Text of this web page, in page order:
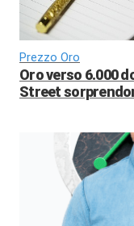
Prezzo Oro
Oro verso 6.000
Street